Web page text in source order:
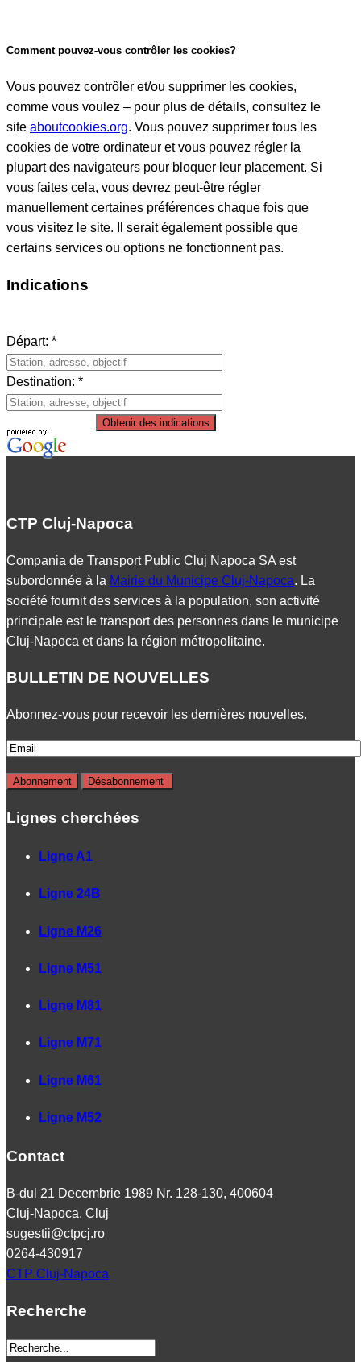
Comment pouvez-vous contrôler les cookies?
Vous pouvez contrôler et/ou supprimer les cookies,
comme vous voulez – pour plus de détails, consultez le
site aboutcookies.org. Vous pouvez supprimer tous les
cookies de votre ordinateur et vous pouvez régler la
plupart des navigateurs pour bloquer leur placement. Si
vous faites cela, vous devrez peut-être régler
manuellement certaines préférences chaque fois que
vous visitez le site. Il serait également possible que
certains services ou options ne fonctionnent pas.
Indications
Départ: *
Destination: *
Obtenir des indications
CTP Cluj-Napoca
Compania de Transport Public Cluj Napoca SA est
subordonnée à la Mairie du Municipe Cluj-Napoca. La
société fournit des services à la population, son activité
principale est le transport des personnes dans le municipe
Cluj-Napoca et dans la région métropolitaine.
BULLETIN DE NOUVELLES
Abonnez-vous pour recevoir les dernières nouvelles.
Lignes cherchées
Ligne A1
Ligne 24B
Ligne M26
Ligne M51
Ligne M81
Ligne M71
Ligne M61
Ligne M52
Contact
B-dul 21 Decembrie 1989 Nr. 128-130, 400604
Cluj-Napoca, Cluj
sugestii@ctpcj.ro
0264-430917
CTP Cluj-Napoca
Recherche